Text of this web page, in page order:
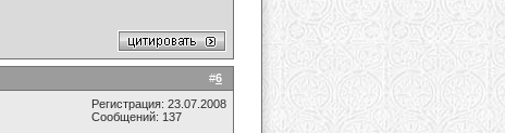
#6
Регистрация: 23.07.2008
Сообщений: 137